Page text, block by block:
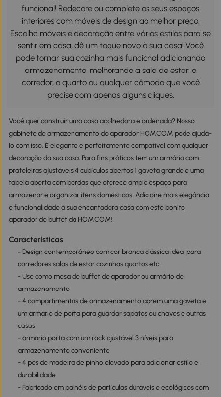
funcional! Redecore ou complete os seus espaços
interiores com móveis de design ao melhor preço.
Escolha móveis e decoração entre vários estilos para se
sentir em casa, dê um toque novo à sua casa! Você
pode tornar sua cozinha mais funcional adicionando
armazenamento, melhorando a sala de estar, o
corredor, o quarto ou qualquer cômodo que você
precise com apenas alguns cliques.
Você quer construir uma casa acolhedora e ordenada? Nosso
gabinete de armazenamento do aparador HOMCOM pode ajudá-
lo com isso. É elegante e perfeitamente compatível com qualquer
decoração da sua casa. Para fins práticos tem um armário com
prateleiras ajustáveis 4 cubículos abertos 1 gaveta grande e uma
tabela aberta com bordas que oferece amplo espaço para
armazenar e organizar itens domésticos. Adicione mais elegância
e funcionalidade à sua encantadora casa com este bonito
aparador de buffet da HOMCOM!
Características
- Design contemporâneo com cor branca clássica ideal para
corredores salas de estar cozinhas quartos etc.
- Use como mesa de buffet de aparador ou armário de
armazenamento
- 4 compartimentos de armazenamento abrem uma gaveta e
um armário de porta para guardar sapatos ou chaves e outras
casas
- armário porta com um rack ajustável 3 níveis para
armazenamento conveniente
- 4 pés de madeira de pinho elevado para adicionar estilo e
durabilidade
- Fabricado em painéis de partículas duráveis e ecológicos com